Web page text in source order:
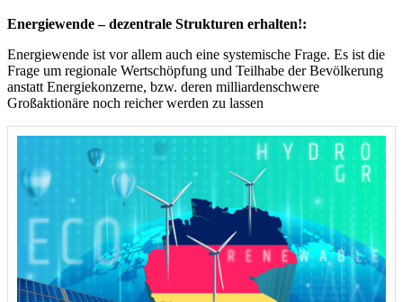
Energiewende – dezentrale Strukturen erhalten!:
Energiewende ist vor allem auch eine systemische Frage. Es ist die
Frage um regionale Wertschöpfung und Teilhabe der Bevölkerung
anstatt Energiekonzerne, bzw. deren milliardenschwere
Großaktionäre noch reicher werden zu lassen